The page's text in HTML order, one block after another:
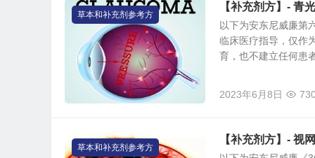
草本和补充剂参考方
【补充剂方】- 青
以下为安东尼威廉第
临床医疗指导，仅作
育，也不建立任何患
2023年6月8日
草本和补充剂参考方
【补充剂方】- 视